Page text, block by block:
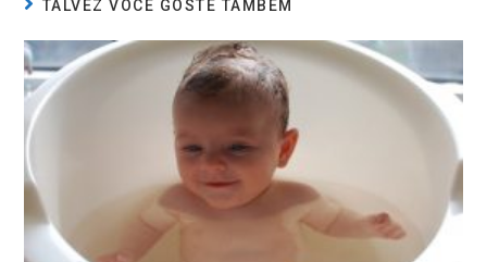
TALVEZ VOCÊ GOSTE TAMBÉM